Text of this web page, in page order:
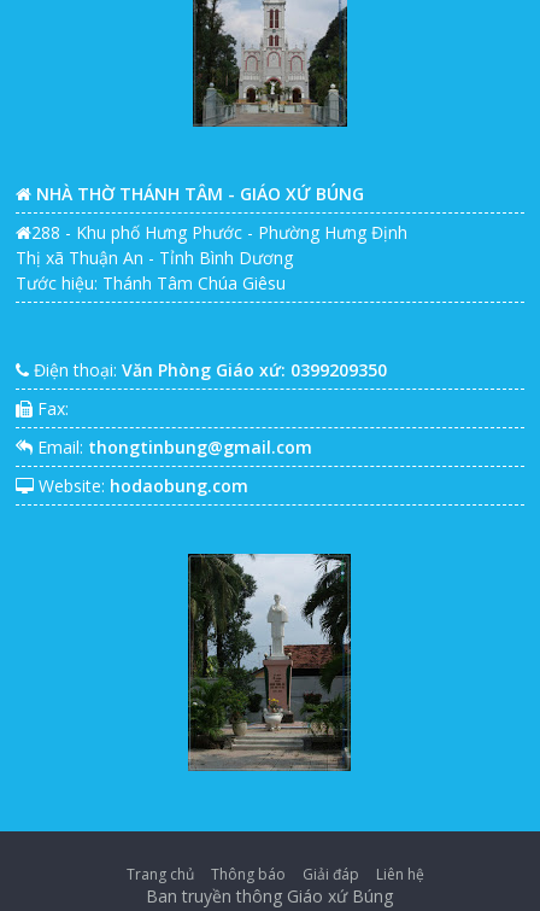
NHÀ THỜ THÁNH TÂM - GIÁO XỨ BÚNG
288 - Khu phố Hưng Phước - Phường Hưng Định
Thị xã Thuận An - Tỉnh Bình Dương
Tước hiệu: Thánh Tâm Chúa Giêsu
Điện thoại:Văn Phòng Giáo xứ: 0399209350
Fax:
Email: thongtinbung@gmail.com
Website: hodaobung.com
Trang chủ Thông báo Giải đáp Liên hệ
Ban truyền thông Giáo xứ Búng